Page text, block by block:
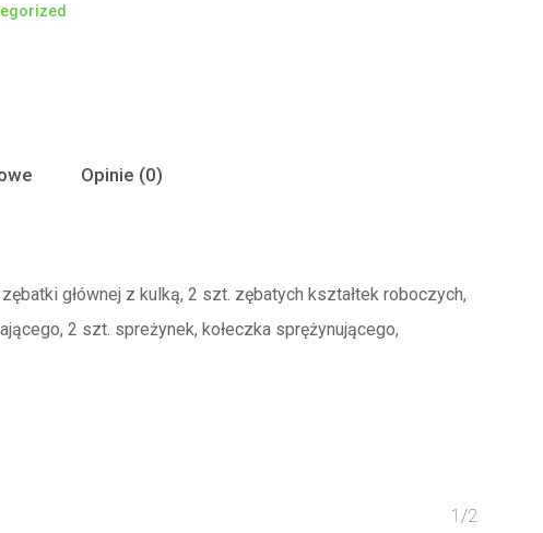
Opinie (0)
głównej z kulką, 2 szt. zębatych kształtek roboczych,
2 szt. spreżynek, kołeczka sprężynującego,
1/2